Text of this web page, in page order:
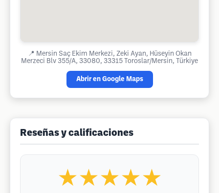
📍 Mersin Saç Ekim Merkezi, Zeki Ayan, Hüseyin Okan
Merzeci Blv 355/A, 33080, 33315 Toroslar/Mersin, Türkiye
Abrir en Google Maps
Reseñas y calificaciones
★★★★★